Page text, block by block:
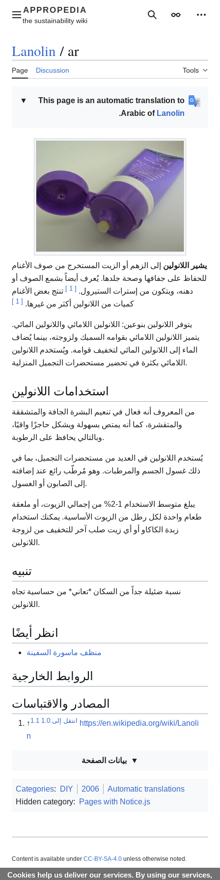
contentMain menu SearchAppearance
Lanolin / ar
Page Discussion Tools
▼
This page is an automatic translation to
Arabic of Lanolin
.
يشير اللانولين إلى الزهم أو الزيت المستخرج من صوف الأغنام
للحفاظ على جفافها وصحة جلدها. يُعرف أيضاً بشمع الصوف أو
دهنه، ويتكون من إسترات الستيرول. [
] تنتج بعض الأغنام
كميات من اللانولين أكثر من غيرها. [
]
يتوفر اللانولين بنوعين: اللانولين اللامائي واللانولين المائي.
يتميز اللانولين اللامائي بقوامه السميك ولزوجته، بينما يُضاف
الماء إلى اللانولين المائي لتخفيف قوامه. ويُستخدم اللانولين
اللامائي بكثرة في تحضير مستحضرات التجميل المنزلية.
استخدامات اللانولين
من المعروف أنه فعال في تنعيم البشرة الجافة والمتشققة
والمتقشرة، كما أنه يمتص بسهولة ويشكل حاجزًا واقيًا،
وبالتالي يحافظ على الرطوبة.
يُستخدم اللانولين في العديد من مستحضرات التجميل، بما في
ذلك غسول الجسم والمرطبات. وهو مُرطّب رائع عند إضافته
إلى الصابون أو الغسول.
يبلغ متوسط ​​الاستخدام 1-2% من إجمالي الزيوت، أو ملعقة
طعام واحدة لكل رطل من الزيوت الأساسية. يمكنك استخدام
زبدة الكاكاو أو أي زيت صلب آخر للتخفيف من لزوجة
اللانولين.
تنبيه
نسبة ضئيلة جداً من السكان *تعاني* من حساسية تجاه
اللانولين.
انظر أيضًا
منظف ​​ماسورة السفينة
الروابط الخارجية
المصادر والاقتباسات
↑ انتقل إلى:1.0
1.1
https://en.wikipedia.org/wiki/Lanoli
n
بيانات الصفحة
Categories: DIY 2006
Automatic translations
Hidden category:
Pages with Notice.js
Cookies help us deliver our services. By using our services,
Content is available under CC-BY-SA-4.0 unless otherwise noted.
About Appropedia Policies Contact